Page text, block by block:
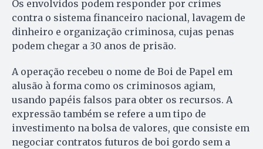
Os envolvidos podem responder por crimes
contra o sistema financeiro nacional, lavagem de
dinheiro e organização criminosa, cujas penas
podem chegar a 30 anos de prisão.
A operação recebeu o nome de Boi de Papel em
alusão à forma como os criminosos agiam,
usando papéis falsos para obter os recursos. A
expressão também se refere a um tipo de
investimento na bolsa de valores, que consiste em
negociar contratos futuros de boi gordo sem a